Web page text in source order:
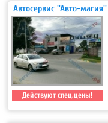
Автосервис ''Авто-магия''
Действуют спец.цены!